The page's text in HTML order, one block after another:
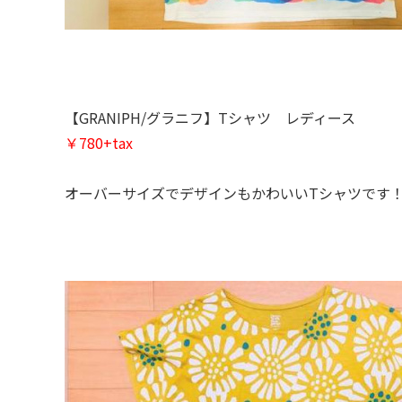
【GRANIPH/グラニフ】Tシャツ レディース
￥780+tax
オーバーサイズでデザインもかわいいTシャツです